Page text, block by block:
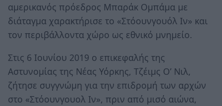
αμερικανός πρόεδρος Μπαράκ Ομπάμα με
διάταγμα χαρακτήρισε το «Στόουνγουόλ Ιν» και
τον περιβάλλοντα χώρο ως εθνικό μνημείο.
Στις 6 Ιουνίου 2019 ο επικεφαλής της
Αστυνομίας της Νέας Υόρκης, Τζέιμς Ο’ Νιλ,
ζήτησε συγγνώμη για την επιδρομή των αρχών
στο «Στόουνγουολ Ιν», πριν από μισό αιώνα,